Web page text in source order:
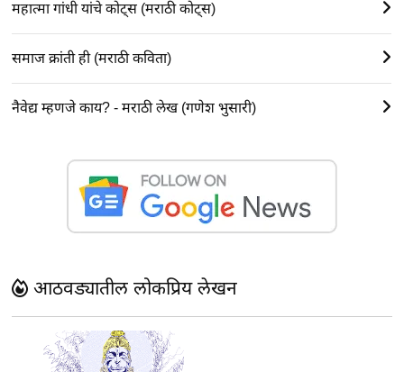
महात्मा गांधी यांचे कोट्स (मराठी कोट्स)
समाज क्रांती ही (मराठी कविता)
नैवेद्य म्हणजे काय? - मराठी लेख (गणेश भुसारी)
आठवड्यातील लोकप्रिय लेखन